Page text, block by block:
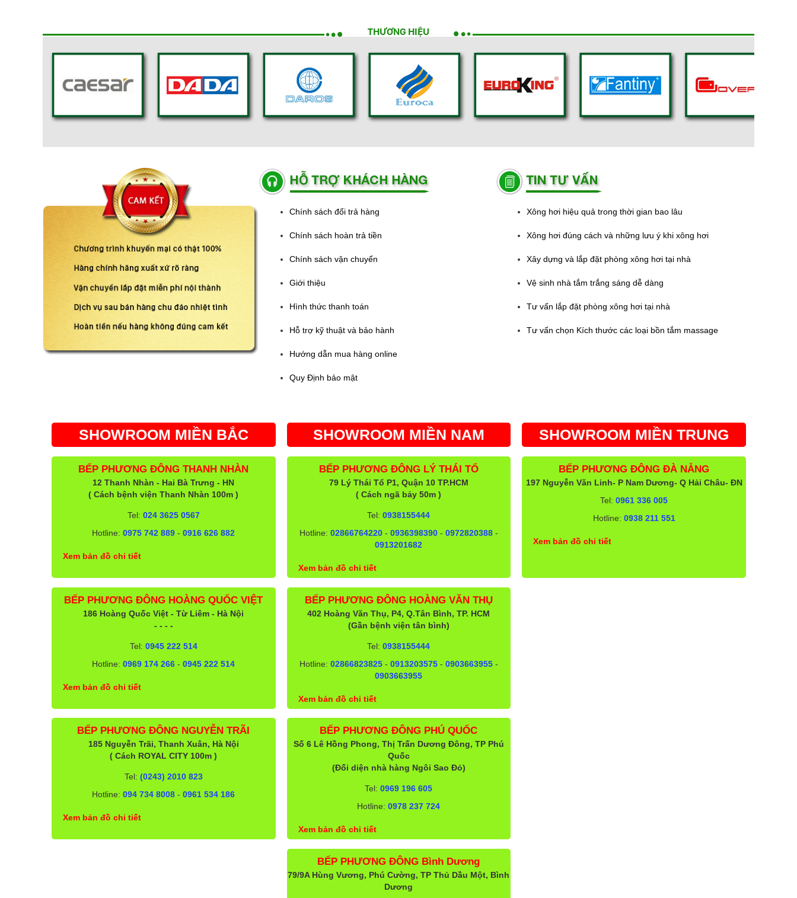
THƯƠNG HIỆU
Chính sách đổi trả hàng
Chính sách hoàn trả tiền
Chính sách vận chuyển
Giới thiệu
Hình thức thanh toán
Hỗ trợ kỹ thuật và bảo hành
Hướng dẫn mua hàng online
Quy Định bảo mật
Xông hơi hiệu quả trong thời gian bao lâu
Xông hơi đúng cách và những lưu ý khi xông hơi
Xây dựng và lắp đặt phòng xông hơi tại nhà
Vệ sinh nhà tắm trắng sáng dễ dàng
Tư vấn lắp đặt phòng xông hơi tại nhà
Tư vấn chọn Kích thước các loại bồn tắm massage
SHOWROOM MIỀN BẮC
BẾP PHƯƠNG ĐÔNG THANH NHÀN
12 Thanh Nhàn - Hai Bà Trưng - HN
( Cách bệnh viện Thanh Nhàn 100m )
Tel: 024 3625 0567
Hotline:0975 742 889 -0916 626 882
Xem bản đồ chi tiết
BẾP PHƯƠNG ĐÔNG HOÀNG QUỐC VIỆT
186 Hoàng Quốc Việt - Từ Liêm - Hà Nội
- - - -
Tel: 0945 222 514
Hotline:0969 174 266 -0945 222 514
Xem bản đồ chi tiết
BẾP PHƯƠNG ĐÔNG NGUYỄN TRÃI
185 Nguyễn Trãi, Thanh Xuân, Hà Nội
( Cách ROYAL CITY 100m )
Tel: (0243) 2010 823
Hotline:094 734 8008 -0961 534 186
Xem bản đồ chi tiết
SHOWROOM MIỀN NAM
BẾP PHƯƠNG ĐÔNG LÝ THÁI TỔ
79 Lý Thái Tổ P1, Quận 10 TP.HCM
( Cách ngã bảy 50m )
Tel:0938155444
Hotline: 02866764220- 0936398390- 0972820388-
0913201682
Xem bản đồ chi tiết
BẾP PHƯƠNG ĐÔNG HOÀNG VĂN THỤ
402 Hoàng Văn Thụ, P4, Q.Tân Bình, TP. HCM
(Gần bệnh viện tân bình)
Tel:0938155444
Hotline: 02866823825- 0913203575- 0903663955-
0903663955
Xem bản đồ chi tiết
BẾP PHƯƠNG ĐÔNG PHÚ QUỐC
Số 6 Lê Hồng Phong, Thị Trấn Dương Đông, TP Phú
Quốc
(Đối diện nhà hàng Ngôi Sao Đỏ)
Tel:0969 196 605
Hotline:0978 237 724
Xem bản đồ chi tiết
BẾP PHƯƠNG ĐÔNG Bình Dương
79/9A Hùng Vương, Phú Cường, TP Thủ Dầu Một, Bình
Dương
SHOWROOM MIỀN TRUNG
BẾP PHƯƠNG ĐÔNG ĐÀ NẴNG
197 Nguyễn Văn Linh- P Nam Dương- Q Hải Châu- ĐN
Tel:0961 336 005
Hotline: 0938 211 551
Xem bản đồ chi tiết